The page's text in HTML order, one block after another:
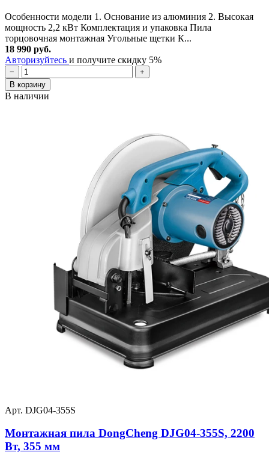
Особенности модели 1. Основание из алюминия 2. Высокая
мощность 2,2 кВт Комплектация и упаковка Пила
торцовочная монтажная Угольные щетки К...
18 990 руб.
Авторизуйтесь и получите скидку 5%
−
+
В корзину
В наличии
Арт. DJG04-355S
Монтажная пила DongCheng DJG04-355S, 2200
Вт, 355 мм